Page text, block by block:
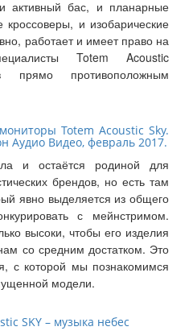
активный бас, и планарные
и изобарические
работает и имеет право на
Totem Acoustic
прямо противоположным
Totem Acoustic Sky.
Аудио Видео, февраль 2017.
и остаётся родиной для
брендов, но есть там
явно выделяется из общего
с мейнстримом.
высоки, чтобы его изделия
со средним достатком. Это
с которой мы познакомимся
модели.
SKY – музыка небес